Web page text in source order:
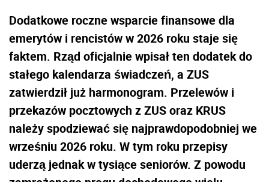
Dodatkowe roczne wsparcie finansowe dla
emerytów i rencistów w 2026 roku staje się
faktem. Rząd oficjalnie wpisał ten dodatek do
stałego kalendarza świadczeń, a ZUS
zatwierdził już harmonogram. Przelewów i
przekazów pocztowych z ZUS oraz KRUS
należy spodziewać się najprawdopodobniej we
wrześniu 2026 roku. W tym roku przepisy
uderzą jednak w tysiące seniorów. Z powodu